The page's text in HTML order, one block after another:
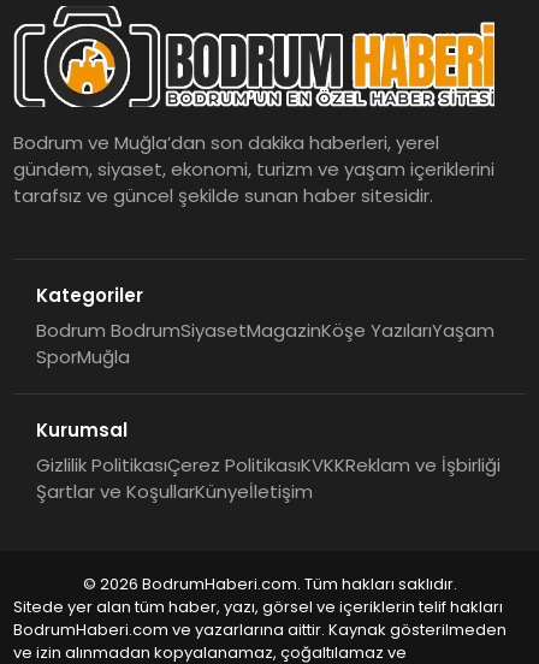
Bodrum ve Muğla’dan son dakika haberleri, yerel
gündem, siyaset, ekonomi, turizm ve yaşam içeriklerini
tarafsız ve güncel şekilde sunan haber sitesidir.
Kategoriler
Bodrum BodrumSiyasetMagazinKöşe YazılarıYaşam
SporMuğla
Kurumsal
Gizlilik PolitikasıÇerez PolitikasıKVKKReklam ve İşbirliği
Şartlar ve KoşullarKünyeİletişim
© 2026 BodrumHaberi.com. Tüm hakları saklıdır.
Sitede yer alan tüm haber, yazı, görsel ve içeriklerin telif hakları
BodrumHaberi.com ve yazarlarına aittir. Kaynak gösterilmeden
ve izin alınmadan kopyalanamaz, çoğaltılamaz ve